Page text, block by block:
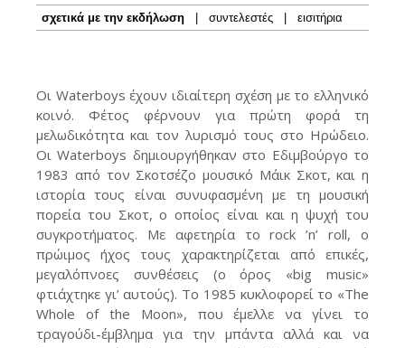
σχετικά με την εκδήλωση | συντελεστές | εισιτήρια
Οι Waterboys έχουν ιδιαίτερη σχέση με το ελληνικό
κοινό. Φέτος φέρνουν για πρώτη φορά τη
μελωδικότητα και τον λυρισμό τους στο Ηρώδειο.
Οι Waterboys δημιουργήθηκαν στο Εδιμβούργο το
1983 από τον Σκοτσέζο μουσικό Μάικ Σκοτ, και η
ιστορία τους είναι συνυφασμένη με τη μουσική
πορεία του Σκοτ, ο οποίος είναι και η ψυχή του
συγκροτήματος. Με αφετηρία το rock ’n’ roll, ο
πρώιμος ήχος τους χαρακτηρίζεται από επικές,
μεγαλόπνοες συνθέσεις (ο όρος «big music»
φτιάχτηκε γι’ αυτούς). Το 1985 κυκλοφορεί το «The
Whole of the Moon», που έμελλε να γίνει το
τραγούδι-έμβλημα για την μπάντα αλλά και να